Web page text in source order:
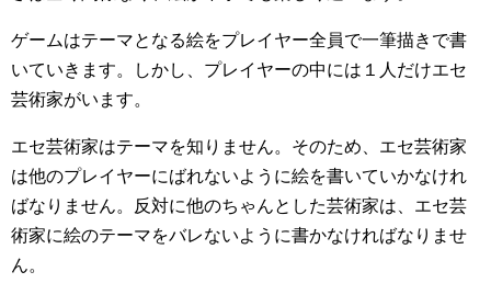
ゲームはテーマとなる絵をプレイヤー全員で一筆描きで書
いていきます。しかし、プレイヤーの中には１人だけエセ
芸術家がいます。
エセ芸術家はテーマを知りません。そのため、エセ芸術家
は他のプレイヤーにばれないように絵を書いていかなけれ
ばなりません。反対に他のちゃんとした芸術家は、エセ芸
術家に絵のテーマをバレないように書かなければなりませ
ん。